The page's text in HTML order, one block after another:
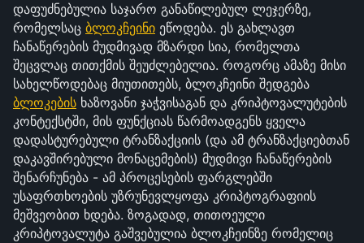
დაფუძნებულია საჯარო განაწილებულ ლეჯერზე,
რომელსაც ბლოკჩეინი ეწოდება. ეს გახლავთ
ჩანაწერების მუდმივად მზარდი სია, რომელთა
შეცვლაც თითქმის შეუძლებელია. როგორც ამაზე მისი
სახელწოდებაც მიუთითებს, ბლოკჩეინი შედგება
ბლოკების ხაზოვანი ჯაჭვისაგან და კრიპტოვალუტების
კონტექსტში, მის ფუნქციას წარმოადგენს ყველა
დადასტურებული ტრანზაქციის (და ამ ტრანზაქციებთან
დაკავშირებული მონაცემების) მუდმივი ჩანაწერების
შენარჩუნება - ამ პროცესების ფარგლებში
უსაფრთხოების უზრუნევლყოფა კრიპტოგრაფიის
მეშვეობით ხდება. ზოგადად, თითოეული
კრიპტოვალუტა გაშვებულია ბლოკჩეინზე რომელიც